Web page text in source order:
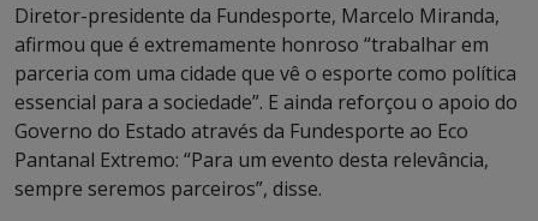
Diretor-presidente da Fundesporte, Marcelo Miranda,
afirmou que é extremamente honroso “trabalhar em
parceria com uma cidade que vê o esporte como política
essencial para a sociedade”. E ainda reforçou o apoio do
Governo do Estado através da Fundesporte ao Eco
Pantanal Extremo: “Para um evento desta relevância,
sempre seremos parceiros”, disse.